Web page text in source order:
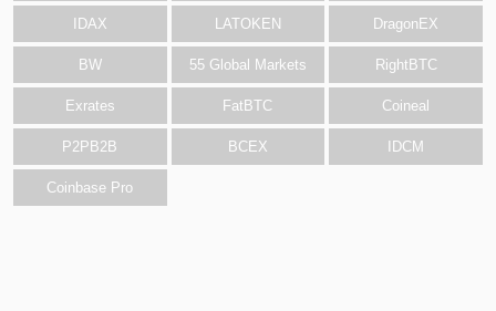
IDAX LATOKEN DragonEX
BW 55 Global Markets RightBTC
Exrates FatBTC Coineal
P2PB2B BCEX IDCM
Coinbase Pro